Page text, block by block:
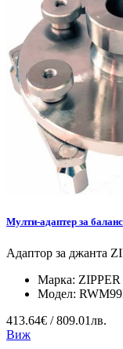
Мулти-адаптер за
Адаптор за джанта
Марка: ZIPPER
Модел:
413.64€ / 809.01лв.
Виж